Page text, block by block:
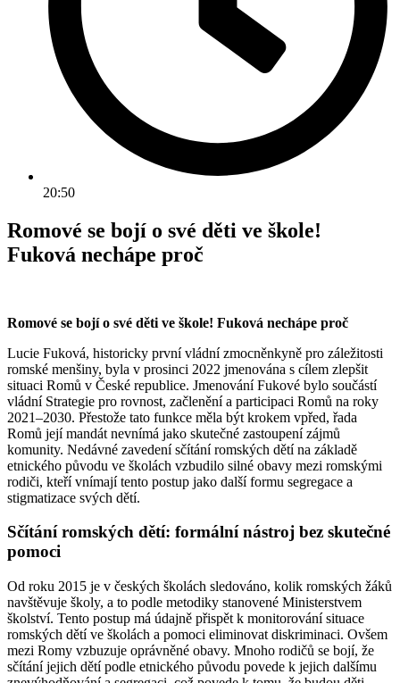
20:50
Romové se bojí o své děti ve škole!
Fuková nechápe proč
Romové se bojí o své děti ve škole! Fuková nechápe proč
Lucie Fuková, historicky první vládní zmocněnkyně pro záležitosti
romské menšiny, byla v prosinci 2022 jmenována s cílem zlepšit
situaci Romů v České republice. Jmenování Fukové bylo součástí
vládní Strategie pro rovnost, začlenění a participaci Romů na roky
2021–2030. Přestože tato funkce měla být krokem vpřed, řada
Romů její mandát nevnímá jako skutečné zastoupení zájmů
komunity. Nedávné zavedení sčítání romských dětí na základě
etnického původu ve školách vzbudilo silné obavy mezi romskými
rodiči, kteří vnímají tento postup jako další formu segregace a
stigmatizace svých dětí.
Sčítání romských dětí: formální nástroj bez skutečné
pomoci
Od roku 2015 je v českých školách sledováno, kolik romských žáků
navštěvuje školy, a to podle metodiky stanovené Ministerstvem
školství. Tento postup má údajně přispět k monitorování situace
romských dětí ve školách a pomoci eliminovat diskriminaci. Ovšem
mezi Romy vzbuzuje oprávněné obavy. Mnoho rodičů se bojí, že
sčítání jejich dětí podle etnického původu povede k jejich dalšímu